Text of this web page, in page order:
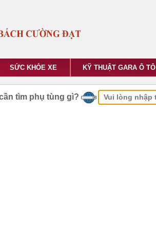
SỨC KHỎE XE KỸ THUẬT GARA Ô TÔ
tìm phụ tùng gì?